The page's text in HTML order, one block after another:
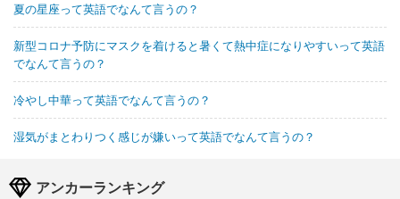
夏の星座って英語でなんて言うの？
新型コロナ予防にマスクを着けると暑くて熱中症になりやすいって英語
でなんて言うの？
冷やし中華って英語でなんて言うの？
湿気がまとわりつく感じが嫌いって英語でなんて言うの？
アンカーランキング